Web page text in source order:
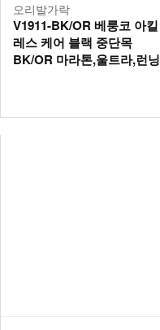
오리발가락
V1911-BK/OR 베룽코 아킬
레스 케어 블랙 중단목
BK/OR 마라톤,울트라,런닝